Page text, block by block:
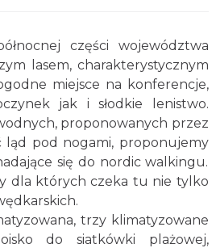
części województwa
lasem, charakterystycznym
miejsce na konferencje,
jak i słodkie lenistwo.
proponowanych przez
pod nogami, proponujemy
się do nordic walkingu.
dla których czeka tu nie tylko
trzy klimatyzowane
do siatkówki plażowej,